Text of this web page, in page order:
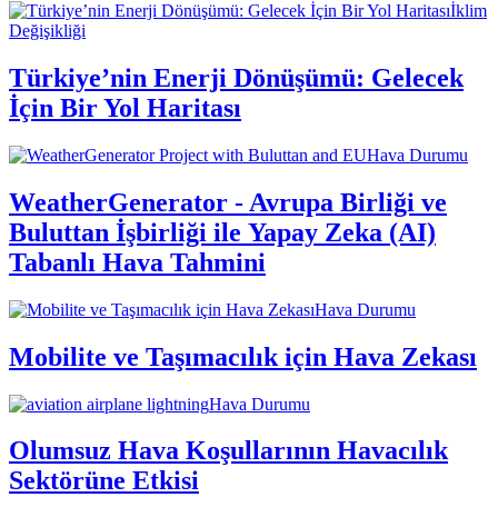
İklim
Değişikliği
Türkiye’nin Enerji Dönüşümü: Gelecek
İçin Bir Yol Haritası
Hava Durumu
WeatherGenerator - Avrupa Birliği ve
Buluttan İşbirliği ile Yapay Zeka (AI)
Tabanlı Hava Tahmini
Hava Durumu
Mobilite ve Taşımacılık için Hava Zekası
Hava Durumu
Olumsuz Hava Koşullarının Havacılık
Sektörüne Etkisi